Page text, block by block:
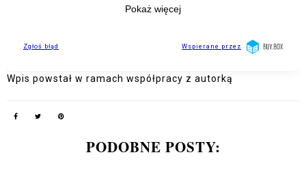
Wpis powstał w ramach współpracy z autorką
PODOBNE POSTY: